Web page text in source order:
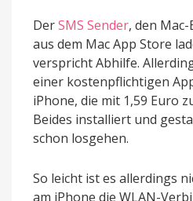
DerSMS Sender, den
aus dem Mac App Store
verspricht Abhilfe.
einer kostenpflichtigen
iPhone, die mit 1,59 Euro
Beides installiert und
schon losgehen.
So leicht ist es allerdings
am iPhone die WLAN-